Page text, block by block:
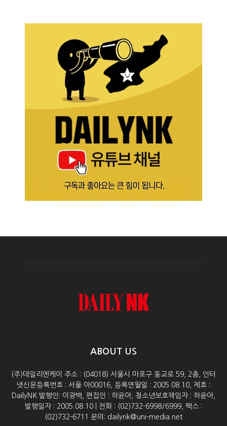
ABOUT US
(주)데일리엔케이 주소 : (04018) 서울시 마포구 동교로 59, 2층, 인터
넷신문등록번호 : 서울 아00016, 등록연월일 : 2005.08.10, 제호 :
DailyNK 발행인: 이광백, 편집인 : 하윤아, 청소년보호책임자 : 하윤아,
발행일자 : 2005.08.10 | 전화 : (02)732-6998/6999, 팩스 :
(02)732-6711 문의: dailynk@uni-media.net